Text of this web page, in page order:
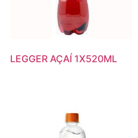
LEGGER AÇAÍ 1X520ML